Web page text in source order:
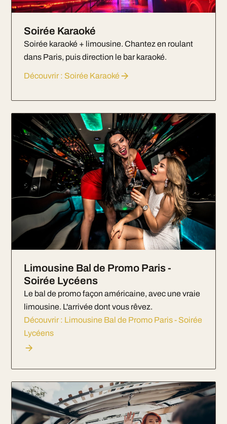
Soirée Karaoké
Soirée karaoké + limousine. Chantez en roulant
dans Paris, puis direction le bar karaoké.
Découvrir : Soirée Karaoké
Limousine Bal de Promo Paris -
Soirée Lycéens
Le bal de promo façon américaine, avec une vraie
limousine. L'arrivée dont vous rêvez.
Découvrir : Limousine Bal de Promo Paris - Soirée
Lycéens